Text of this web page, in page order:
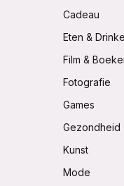
Cadeau
Eten &
Film &
Fotografie
Games
Gezondheid
Kunst
Mode